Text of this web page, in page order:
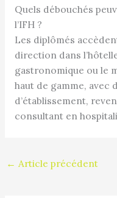
Quels débouchés
l’IFH ?
Les diplômés
direction dans
gastronomique ou le
haut de gamme, avec
d’établissement,
consultant en
← Article précédent